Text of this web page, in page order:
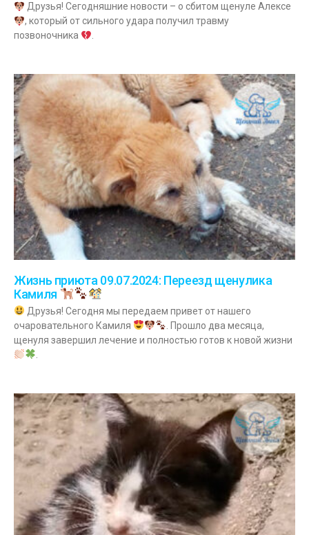
Друзья! Сегодняшние новости – о сбитом щенуле Алексе
, который от сильного удара получил травму
позвоночника
Жизнь приюта 09.07.2024: Переезд щенулика
Камиля
Друзья! Сегодня мы передаем привет от нашего
очаровательного Камиля
. Прошло два месяца,
щенуля завершил лечение и полностью готов к новой жизни